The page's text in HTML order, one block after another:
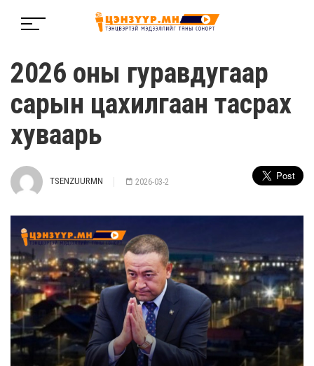
2026 оны гуравдугаар
сарын цахилгаан тасрах
хуваарь
TSENZUURMN 2026-03-2